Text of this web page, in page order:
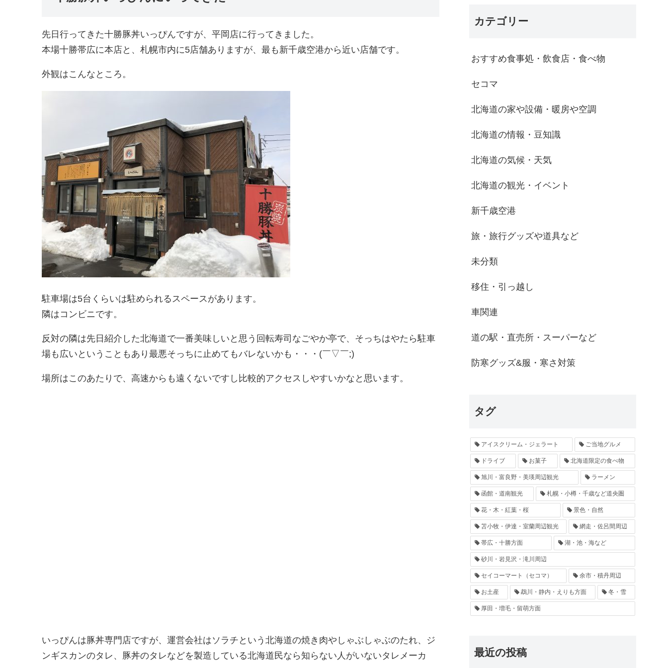
先日行ってきた十勝豚丼いっぴんですが、平岡店に行ってきました。
本場十勝帯広に本店と、札幌市内に5店舗ありますが、最も新千歳空港から近い店舗です。
外観はこんなところ。
駐車場は5台くらいは駐められるスペースがあります。
隣はコンビニです。
反対の隣は先日紹介した北海道で一番美味しいと思う回転寿司なごやか亭で、そっちはやたら駐車
場も広いということもあり最悪そっちに止めてもバレないかも・・・(￣▽￣;)
場所はこのあたりで、高速からも遠くないですし比較的アクセスしやすいかなと思います。
いっぴんは豚丼専門店ですが、運営会社はソラチという北海道の焼き肉やしゃぶしゃぶのたれ、ジ
ンギスカンのタレ、豚丼のタレなどを製造している北海道民なら知らない人がいないタレメーカ
カテゴリー
おすすめ食事処・飲食店・食べ物
セコマ
北海道の家や設備・暖房や空調
北海道の情報・豆知識
北海道の気候・天気
北海道の観光・イベント
新千歳空港
旅・旅行グッズや道具など
未分類
移住・引っ越し
車関連
道の駅・直売所・スーパーなど
防寒グッズ&服・寒さ対策
タグ
アイスクリーム・ジェラート ご当地グルメ
ドライブ お菓子 北海道限定の食べ物
旭川・富良野・美瑛周辺観光 ラーメン
函館・道南観光 札幌・小樽・千歳など道央圏
花・木・紅葉・桜 景色・自然
苫小牧・伊達・室蘭周辺観光 網走・佐呂間周辺
帯広・十勝方面 湖・池・海など
砂川・岩見沢・滝川周辺
セイコーマート（セコマ） 余市・積丹周辺
お土産 鵡川・静内・えりも方面 冬・雪
厚田・増毛・留萌方面
最近の投稿